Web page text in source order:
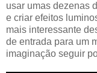
usar umas dezenas
e criar efeitos
mais interessante
de entrada para um
imaginação seguir